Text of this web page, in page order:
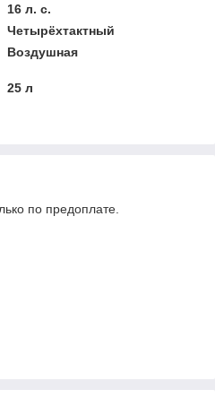
16 л. с.
Четырёхтактный
Воздушная
25 л
по предоплате.